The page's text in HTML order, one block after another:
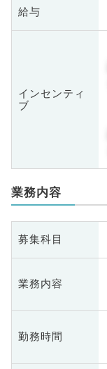
給与
インセンティ
ブ
業務内容
募集科目
業務内容
勤務時間